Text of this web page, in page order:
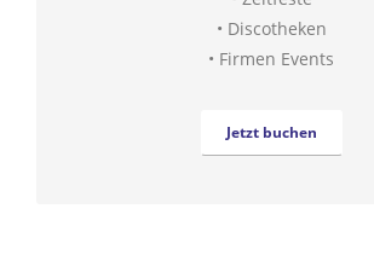
• Discotheken
• Firmen Events
Jetzt buchen